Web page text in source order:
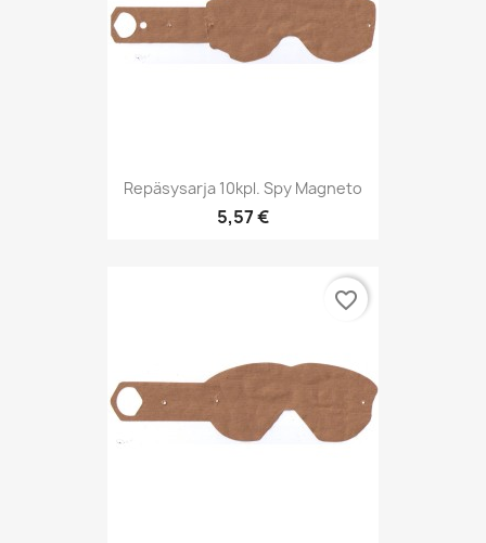
Repäsysarja 10kpl. Spy Magneto
5,57 €
favorite_border